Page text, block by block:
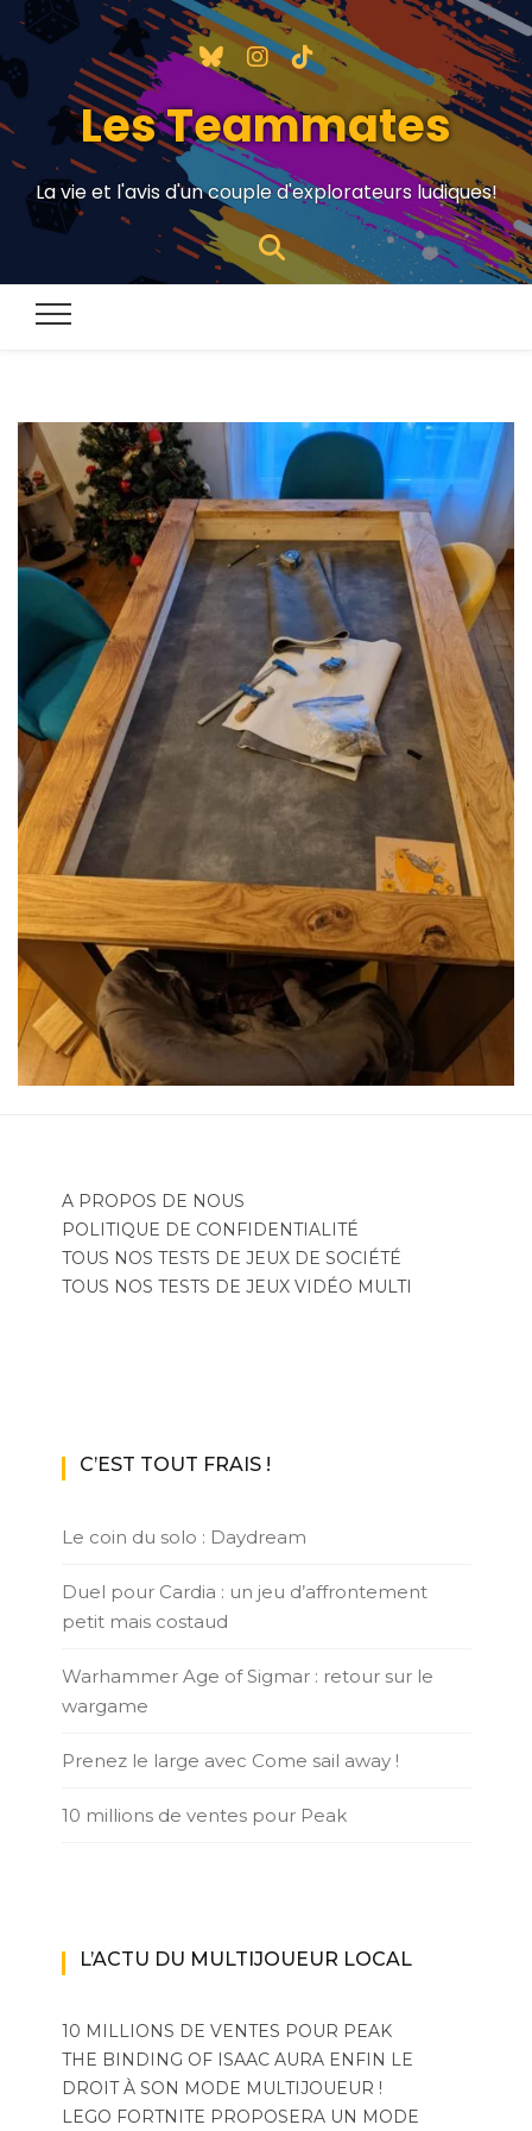
Les Teammates
La vie et l'avis d'un couple d'explorateurs ludiques!
A PROPOS DE NOUS
POLITIQUE DE CONFIDENTIALITÉ
TOUS NOS TESTS DE JEUX DE SOCIÉTÉ
TOUS NOS TESTS DE JEUX VIDÉO MULTI
C’EST TOUT FRAIS !
Le coin du solo : Daydream
Duel pour Cardia : un jeu d’affrontement
petit mais costaud
Warhammer Age of Sigmar : retour sur le
wargame
Prenez le large avec Come sail away !
10 millions de ventes pour Peak
L’ACTU DU MULTIJOUEUR LOCAL
10 MILLIONS DE VENTES POUR PEAK
THE BINDING OF ISAAC AURA ENFIN LE
DROIT À SON MODE MULTIJOUEUR !
LEGO FORTNITE PROPOSERA UN MODE